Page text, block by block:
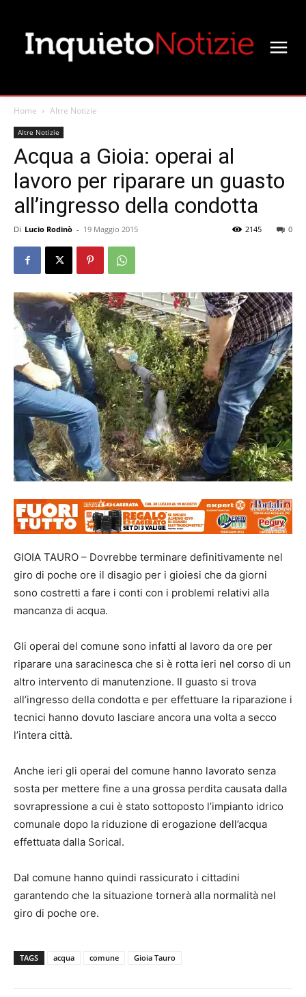
Home Altre Notizie
Altre Notizie
Acqua a Gioia: operai al
lavoro per riparare un guasto
all’ingresso della condotta
Di Lucio Rodinò - 19 Maggio 2015 0
2145
GIOIA TAURO – Dovrebbe terminare definitivamente nel
giro di poche ore il disagio per i gioiesi che da giorni
sono costretti a fare i conti con i problemi relativi alla
mancanza di acqua.
Gli operai del comune sono infatti al lavoro da ore per
riparare una saracinesca che si è rotta ieri nel corso di un
altro intervento di manutenzione. Il guasto si trova
all’ingresso della condotta e per effettuare la riparazione i
tecnici hanno dovuto lasciare ancora una volta a secco
l’intera città.
Anche ieri gli operai del comune hanno lavorato senza
sosta per mettere fine a una grossa perdita causata dalla
sovrapressione a cui è stato sottoposto l’impianto idrico
comunale dopo la riduzione di erogazione dell’acqua
effettuata dalla Sorical.
Dal comune hanno quindi rassicurato i cittadini
garantendo che la situazione tornerà alla normalità nel
giro di poche ore.
TAGS acqua comune Gioia Tauro